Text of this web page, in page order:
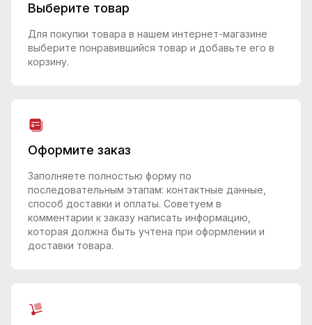
Выберите товар
Для покупки товара в нашем интернет-магазине
выберите понравившийся товар и добавьте его в
корзину.
Оформите заказ
Заполняете полностью форму по
последовательным этапам: контактные данные,
способ доставки и оплаты. Советуем в
комментарии к заказу написать информацию,
которая должна быть учтена при оформлении и
доставки товара.